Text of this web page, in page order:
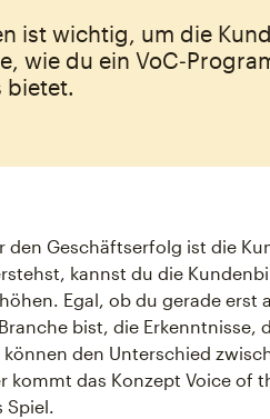
ist wichtig, um die
wie du ein
bietet.
den Geschäftserfolg ist die
kannst du die
Egal, ob du gerade erst
bist, die Erkenntnisse,
den Unterschied
kommt das Konzept Voice of
Spiel.